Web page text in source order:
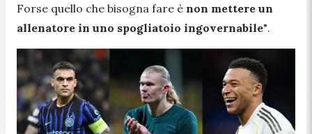
Forse quello che bisogna fare è non mettere un
allenatore in uno spogliatoio ingovernabile".